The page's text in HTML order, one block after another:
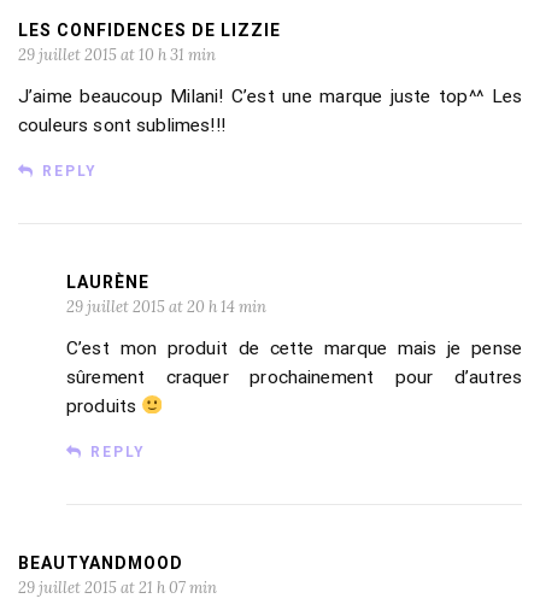
LES CONFIDENCES DE LIZZIE
29 juillet 2015 at 10 h 31 min
J’aime beaucoup Milani! C’est une marque juste top^^ Les
couleurs sont sublimes!!!
REPLY
LAURÈNE
29 juillet 2015 at 20 h 14 min
C’est mon produit de cette marque mais je pense
sûrement craquer prochainement pour d’autres
produits
REPLY
BEAUTYANDMOOD
29 juillet 2015 at 21 h 07 min